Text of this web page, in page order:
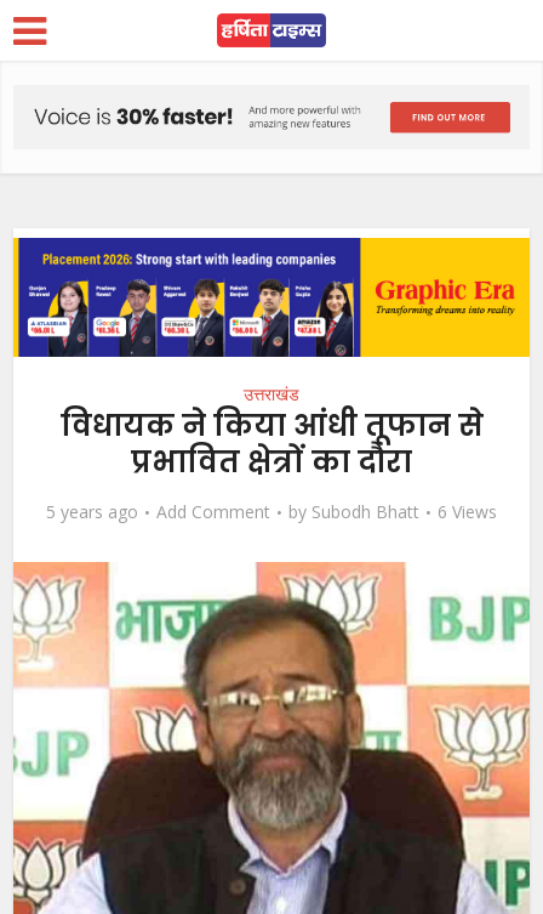
उत्तराखंड
विधायक ने किया आंधी तूफान से
प्रभावित क्षेत्रों का दौरा
5 years ago Add Comment by Subodh Bhatt 6 Views